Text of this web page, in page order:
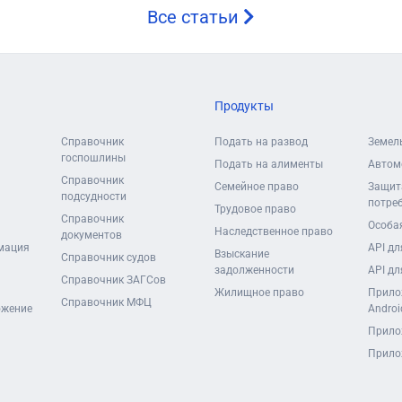
Все статьи
Справочник
госпошлины
Справочник
подсудности
Справочник
документов
Справочник судов
Справочник ЗАГСов
Справочник МФЦ
Продукты
Подать на развод
Подать на алименты
Семейное право
Трудовое право
Наследственное право
Взыскание
задолженности
Жилищное право
API
API